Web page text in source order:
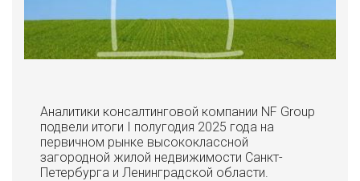
Аналитики консалтинговой компании NF Group
подвели итоги I полугодия 2025 года на
первичном рынке высококлассной
загородной жилой недвижимости Санкт-
Петербурга и Ленинградской области.